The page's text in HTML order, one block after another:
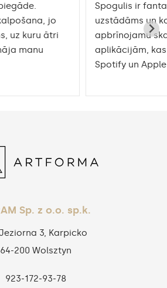
jo
uz kuru ātri
manu
Spogulis ir
uzstādāms un
apbrīnojamu
aplikācijām,
Spotify un Apple
Sp. z o.o. sp.k.
3, Karpicko
64-200 Wolsztyn
923‑172‑93‑78